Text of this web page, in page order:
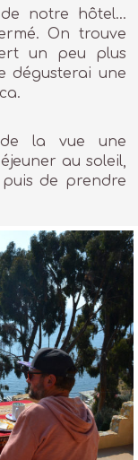
notre hôtel…
On trouve
un peu plus
dégusterai une
de la vue une
au soleil,
puis de prendre